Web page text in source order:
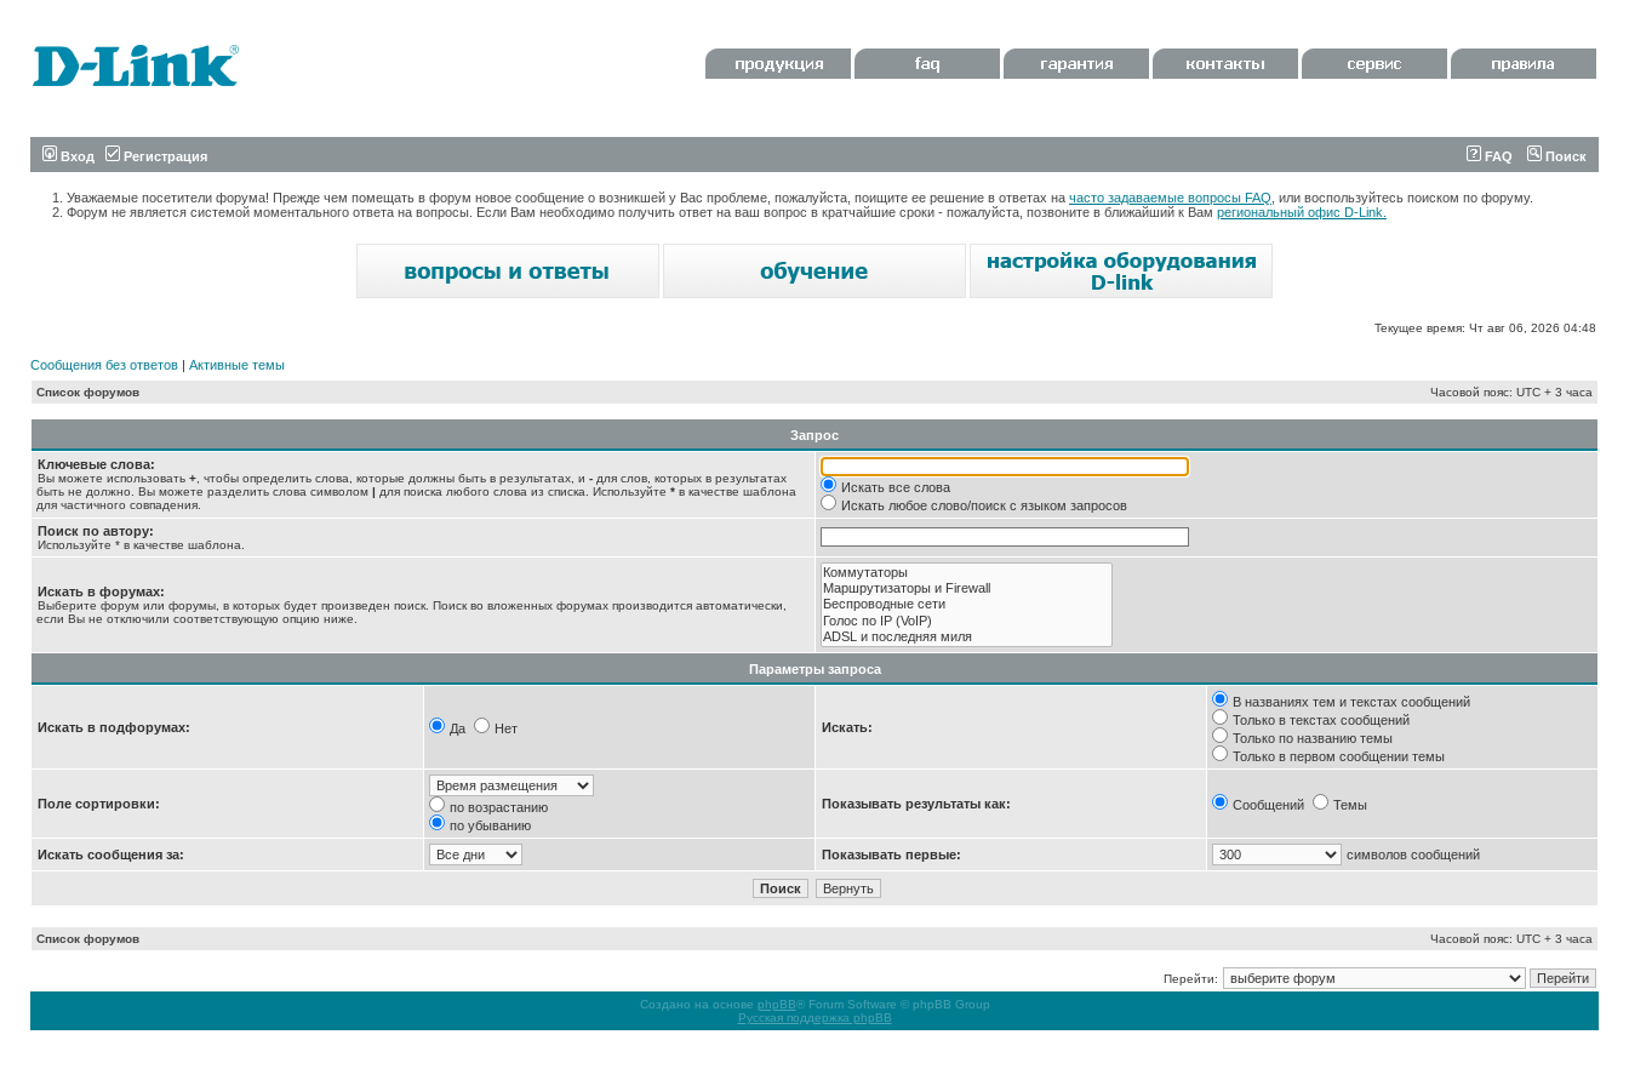
Вход Регистрация FAQ Поиск
Уважаемые посетители форума! Прежде чем помещать в форум новое сообщение о возникшей у Вас проблеме, пожалуйста, поищите ее решение в ответах на часто задаваемые вопросы FAQ , или воспользуйтесь поиском по форуму.
Форум не является системой моментального ответа на вопросы. Если Вам необходимо получить ответ на ваш вопрос в кратчайшие сроки - пожалуйста, позвоните в ближайший к Вам региональный офис D-Link.
Текущее время: Чт авг 06, 2026 04:48
Сообщения без ответов | Активные темы
Список форумов Часовой пояс: UTC + 3 часа
Запрос
Ключевые слова:
Вы можете использовать + , чтобы определить слова, которые должны быть в результатах, и - для слов, которых в результатах
быть не должно. Вы можете разделить слова символом | для поиска любого слова из списка. Используйте * в качестве шаблона
для частичного совпадения.
Искать все слова
Искать любое слово/поиск с языком запросов
Поиск по автору:
Используйте * в качестве шаблона.
Искать в форумах:
Выберите форум или форумы, в которых будет произведен поиск. Поиск во вложенных форумах производится автоматически,
если Вы не отключили соответствующую опцию ниже.
Параметры запроса
Искать в подфорумах: Да Нет Искать:
В названиях тем и текстах сообщений
Только в текстах сообщений
Только по названию темы
Только в первом сообщении темы
Поле сортировки:
по возрастанию
по убыванию
Показывать результаты как: Сообщений Темы
Искать сообщения за: Показывать первые: символов сообщений
Список форумов Часовой пояс: UTC + 3 часа
Перейти:
Создано на основе phpBB® Forum Software © phpBB Group
Русская поддержка phpBB